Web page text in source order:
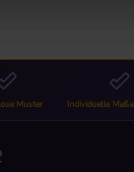
Muster Individuelle